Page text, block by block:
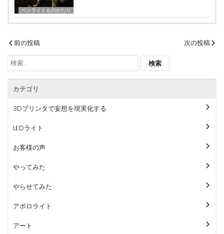
ペンライトものがたり
投
稿
ナ
ビ
ゲ
ー
ョ
前の投稿
次の投稿
検
索:
カテゴリ
3Dプリンタで妄想を現実化する
LEDライト
お客様の声
やってみた
やらせてみた
アポロライト
アート